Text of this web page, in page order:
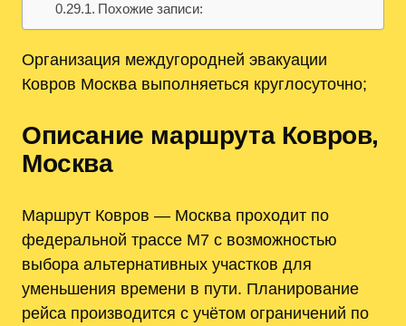
Похожие записи:
Организация междугородней эвакуации
Ковров Москва выполняеться круглосуточно;
Описание маршрута Ковров,
Москва
Маршрут Ковров — Москва проходит по
федеральной трассе М7 с возможностью
выбора альтернативных участков для
уменьшения времени в пути. Планирование
рейса производится с учётом ограничений по